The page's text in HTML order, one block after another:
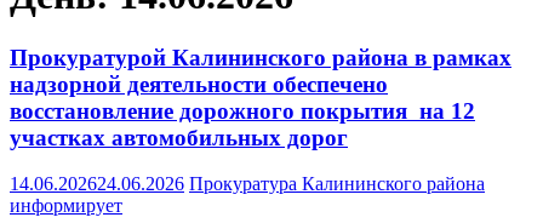
Прокуратурой Калининского района в рамках
надзорной деятельности обеспечено
восстановление дорожного покрытия на 12
участках автомобильных дорог
14.06.202624.06.2026 Прокуратура Калининского района
информирует